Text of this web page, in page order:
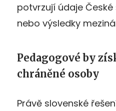
potvrzují údaje
nebo výsledky
Pedagogové by
chráněné osoby
Právě slovenské